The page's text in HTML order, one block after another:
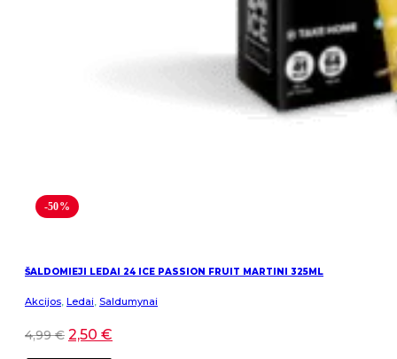
-50%
ŠALDOMIEJI LEDAI 24 ICE PASSION FRUIT MARTINI 325ML
Akcijos, Ledai, Saldumynai
4,99€ 2,50 €